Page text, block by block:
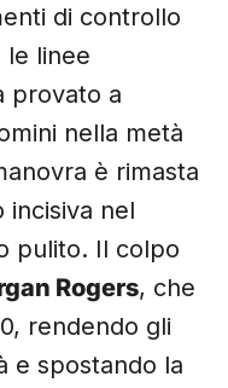
di controllo
le linee
provato a
nella metà
è rimasta
nel
pulito. Il colpo
Rogers, che
rendendo gli
e spostando la